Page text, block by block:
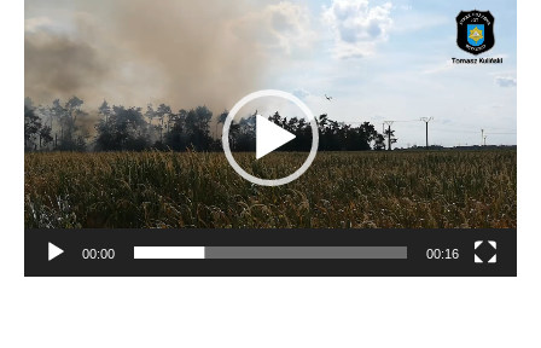
Odtwarzacz
video
00:00 00:16